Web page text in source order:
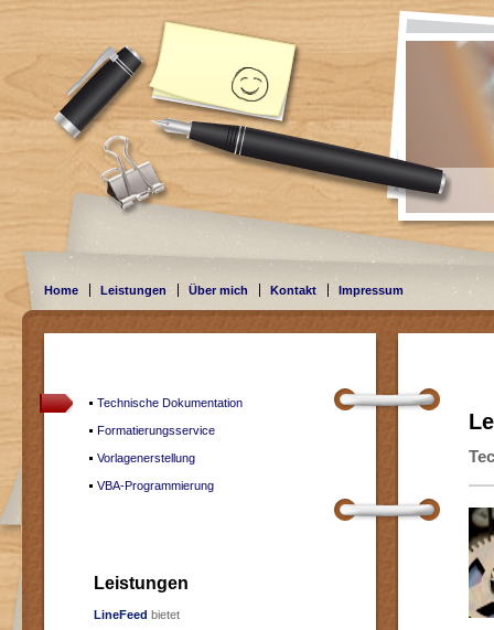
Home Leistungen Über mich Kontakt Impressum
Technische Dokumentation
Formatierungsservice
Vorlagenerstellung
VBA-Programmierung
Leistungen
LineFeed bietet